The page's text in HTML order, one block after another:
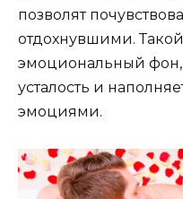
позволят
отдохнувшими.
эмоциональный
усталость и
эмоциями.